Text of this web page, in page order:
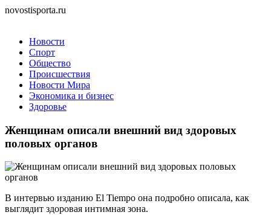
novostisporta.ru
Новости
Спорт
Общество
Происшествия
Новости Мира
Экономика и бизнес
Здоровье
Женщинам описали внешний вид здоровых
половых органов
В интервью изданию El Tiempo она подробно описала, как
выглядит здоровая интимная зона.